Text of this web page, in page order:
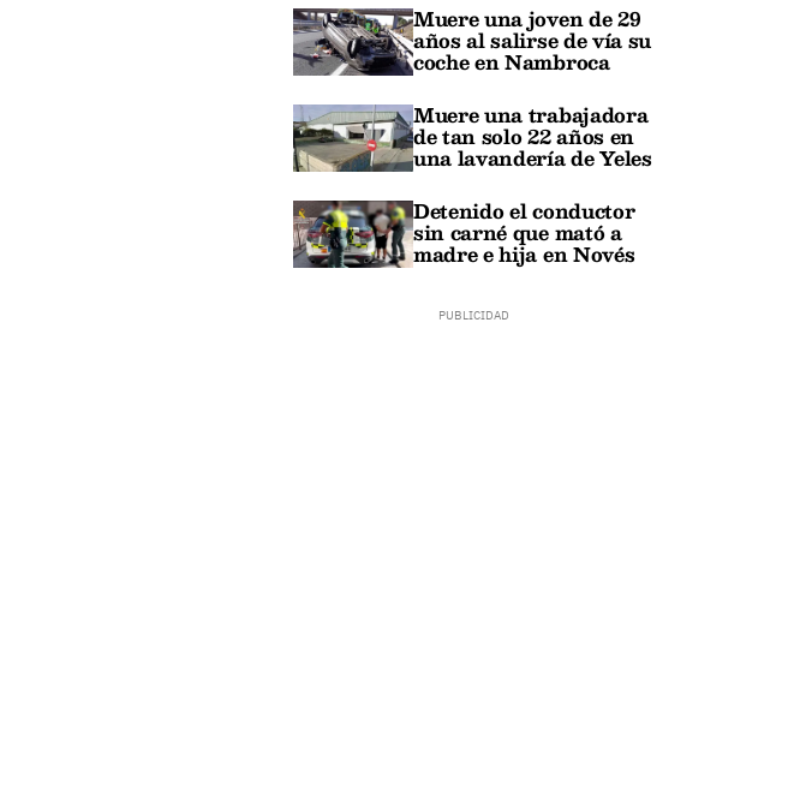
Muere una joven de 29
años al salirse de vía su
coche en Nambroca
Muere una trabajadora
de tan solo 22 años en
una lavandería de Yeles
Detenido el conductor
sin carné que mató a
madre e hija en Novés